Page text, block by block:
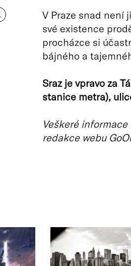
V Praze snad není
své existence
procházce si
bájného a
Sraz je vpravo za
stanice metra),
Veškeré
redakce webu